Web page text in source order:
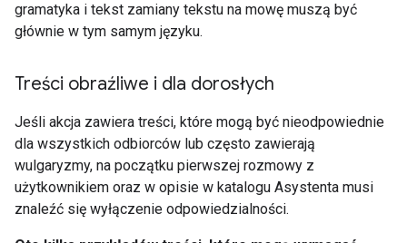
gramatyka i tekst zamiany tekstu na mowę muszą być
głównie w tym samym języku.
Treści obraźliwe i dla dorosłych
Jeśli akcja zawiera treści, które mogą być nieodpowiednie
dla wszystkich odbiorców lub często zawierają
wulgaryzmy, na początku pierwszej rozmowy z
użytkownikiem oraz w opisie w katalogu Asystenta musi
znaleźć się wyłączenie odpowiedzialności.